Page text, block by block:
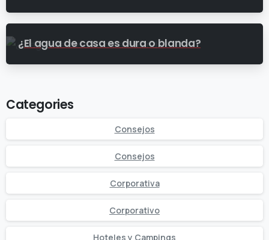
¿El agua de casa es dura o blanda?
Categories
Consejos
Consejos
Corporativa
Corporativo
Hoteles y Campings